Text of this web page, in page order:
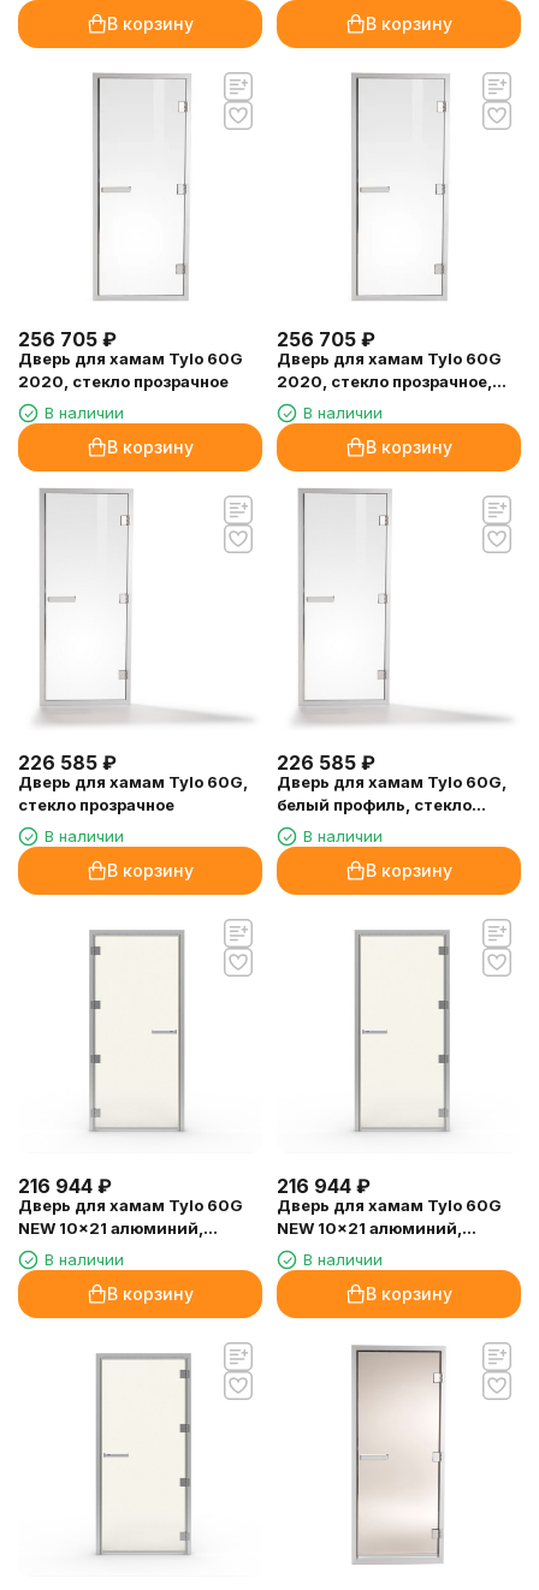
В корзину В корзину
256 705 ₽
Дверь для хамам Tylo 60G
2020, стекло прозрачное
В наличии
В корзину
256 705 ₽
Дверь для хамам Tylo 60G
2020, стекло прозрачное,
без порога, петли справа
В наличии
В корзину
226 585 ₽
Дверь для хамам Tylo 60G,
стекло прозрачное
В наличии
В корзину
226 585 ₽
Дверь для хамам Tylo 60G,
белый профиль, стекло
прозрачное
В наличии
В корзину
216 944 ₽
Дверь для хамам Tylo 60G
NEW 10x21 алюминий,
стекло бронза, петли слева
В наличии
В корзину
216 944 ₽
Дверь для хамам Tylo 60G
NEW 10x21 алюминий,
стекло прозрачное, петли
справа
В наличии
В корзину